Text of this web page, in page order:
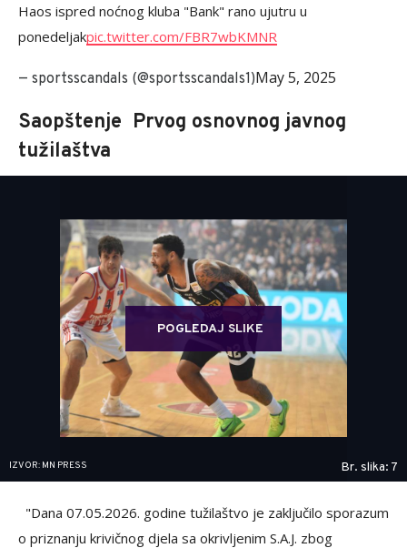
Haos ispred noćnog kluba "Bank" rano ujutru u
ponedeljakpic.twitter.com/FBR7wbKMNR
— sportsscandals (@sportsscandals1)May 5, 2025
Saopštenje Prvog osnovnog javnog
tužilaštva
POGLEDAJ SLIKE
IZVOR: MN PRESS Br. slika: 7
"Dana 07.05.2026. godine tužilaštvo je zaključilo sporazum
o priznanju krivičnog djela sa okrivljenim S.A.J. zbog